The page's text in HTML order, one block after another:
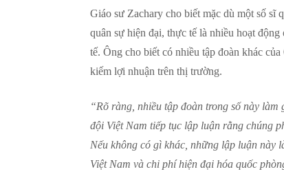
Giáo sư Zachary cho biết mặc dù một số sĩ
quân sự hiện đại, thực tế là nhiều hoạt
tế. Ông cho biết có nhiều tập đoàn khác
kiếm lợi nhuận trên thị trường.
“Rõ ràng, nhiều tập đoàn trong số này
đội Việt Nam tiếp tục lập luận rằng chúng
Nếu không có gì khác, những lập luận này
Việt Nam và chi phí hiện đại hóa quốc